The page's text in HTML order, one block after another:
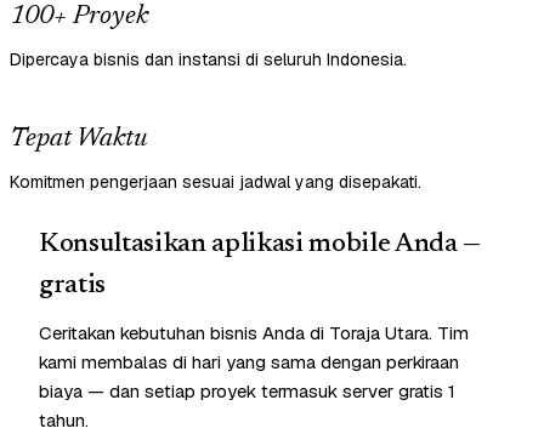
100+ Proyek
Dipercaya bisnis dan instansi di seluruh Indonesia.
Tepat Waktu
Komitmen pengerjaan sesuai jadwal yang disepakati.
Konsultasikan aplikasi mobile Anda —
gratis
Ceritakan kebutuhan bisnis Anda di Toraja Utara. Tim
kami membalas di hari yang sama dengan perkiraan
biaya — dan setiap proyek termasuk server gratis 1
tahun.